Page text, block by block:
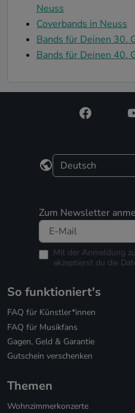
Neuss
Coverbands in Neuss
Bands für Deinen 30.
Bands für Deinen 40.
Zum Newsletter
Mit der Anmeldung
akzeptierst du die
So funktioniert's
FAQ für Künstler*innen
FAQ für Musikfans
Gagen, Geld & Garantie
Gutschein verschenken
Themen
Wohnzimmerkonzerte